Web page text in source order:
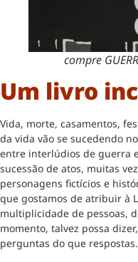
compre
Um livro
Vida, morte, casamentos,
da vida vão se sucedendo
entre interlúdios de guerra
sucessão de atos, muitas
personagens fictícios e
que gostamos de atribuir à
multiplicidade de pessoas,
momento, talvez possa
perguntas do que respostas.